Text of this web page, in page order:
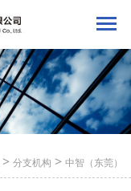
> 分支机构 > 中智（东莞）